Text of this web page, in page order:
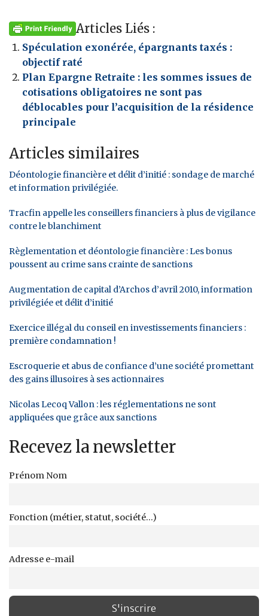
Articles Liés :
Spéculation exonérée, épargnants taxés :
objectif raté
Plan Epargne Retraite : les sommes issues de
cotisations obligatoires ne sont pas
déblocables pour l’acquisition de la résidence
principale
Articles similaires
Déontologie financière et délit d’initié : sondage de marché
et information privilégiée.
Tracfin appelle les conseillers financiers à plus de vigilance
contre le blanchiment
Règlementation et déontologie financière : Les bonus
poussent au crime sans crainte de sanctions
Augmentation de capital d’Archos d’avril 2010, information
privilégiée et délit d’initié
Exercice illégal du conseil en investissements financiers :
première condamnation !
Escroquerie et abus de confiance d’une société promettant
des gains illusoires à ses actionnaires
Nicolas Lecoq Vallon : les réglementations ne sont
appliquées que grâce aux sanctions
Recevez la newsletter
Prénom Nom
Fonction (métier, statut, société...)
Adresse e-mail